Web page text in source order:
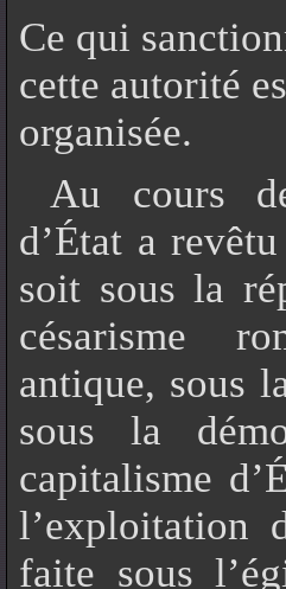
Ce qui
cette autorité
organisée.
Au cours
d’État a
soit sous la
césarisme
antique, sous
sous la
capitalisme
l’exploitation
faite sous